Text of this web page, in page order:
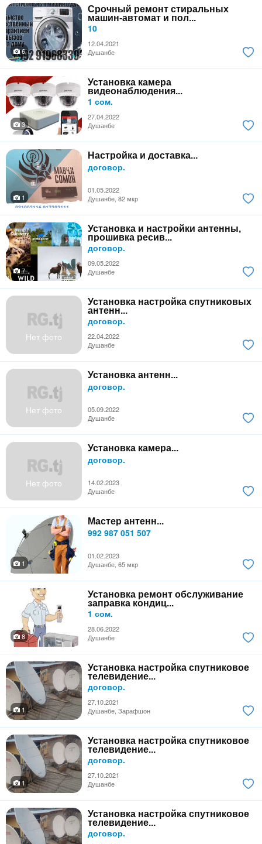
Срочный ремонт стиральных
машин-автомат и пол...
10
12.04.2021
6
Душанбе
Установка камера
видеонаблюдения...
1 сом.
27.04.2022
3
Душанбе
Настройка и доставка...
договор.
01.05.2022
1
Душанбе, 82 мкр
Установка и настройки антенны,
прошивка ресив...
договор.
09.05.2022
7
Душанбе
Нет фото
Установка настройка спутниковых
антенн...
договор.
22.04.2022
Душанбе
Нет фото
Установка антенн...
договор.
05.09.2022
Душанбе
Нет фото
Установка камера...
договор.
14.02.2023
Душанбе
Мастер антенн...
992 987 051 507
01.02.2023
1
Душанбе, 65 мкр
Установка ремонт обслуживание
заправка кондиц...
1 сом.
28.06.2022
8
Душанбе
Установка настройка спутниковое
телевидение...
договор.
27.10.2021
1
Душанбе, Зарафшон
Установка настройка спутниковое
телевидение...
договор.
27.10.2021
1
Душанбе
Установка настройка спутниковое
телевидение...
договор.